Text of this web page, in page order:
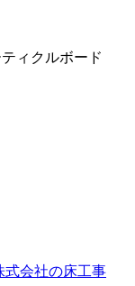
ィクルボード
式会社の床工事